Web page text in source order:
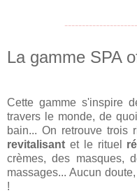
La gamme SPA
Cette gamme s'inspire
travers le monde, de
bain... On retrouve trois
revitalisant et le rituel
crèmes, des masques,
massages... Aucun
!